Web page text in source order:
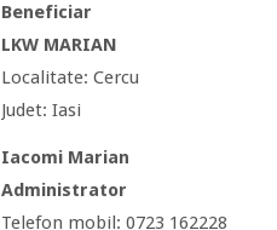
Beneficiar
LKW MARIAN
Localitate: Cercu
Judet: Iasi
Iacomi Marian
Administrator
Telefon mobil: 0723 162228